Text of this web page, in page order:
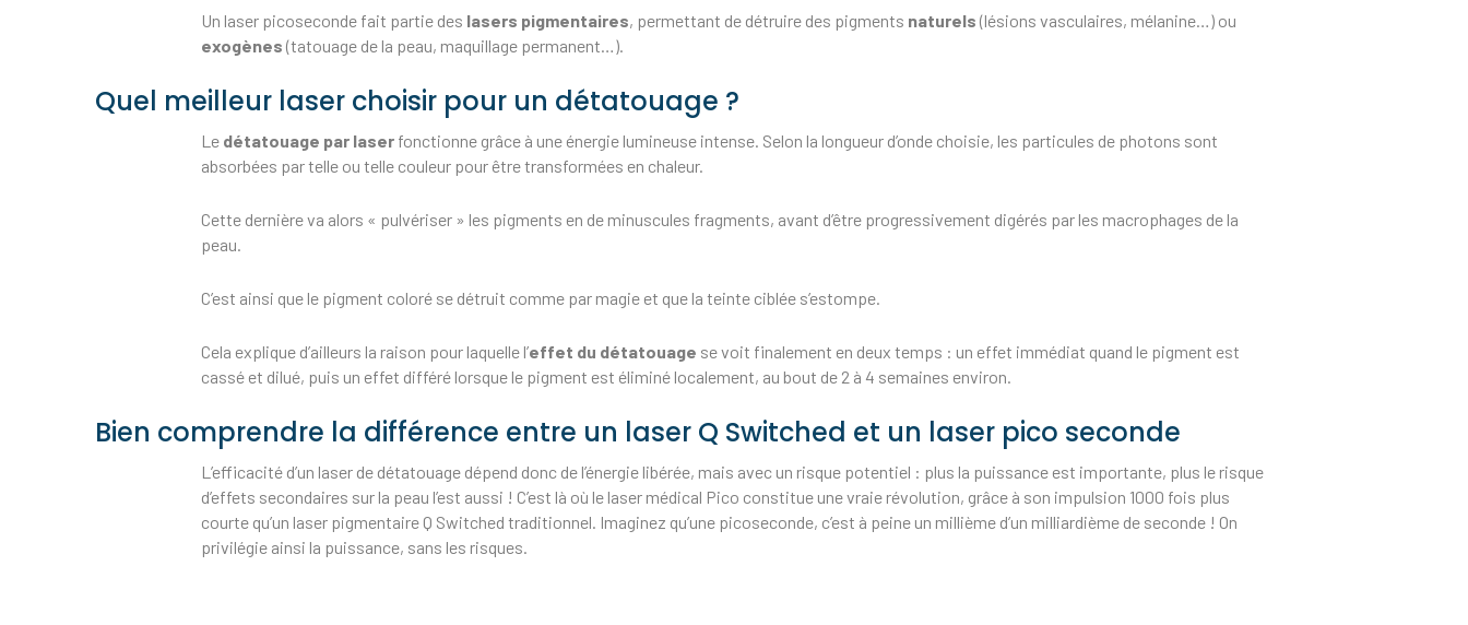
Un laser picoseconde fait partie des lasers pigmentaires, permettant de détruire des pigments naturels(lésions vasculaires, mélanine…) ou
exogènes (tatouage de la peau, maquillage permanent…).
Quel meilleur laser choisir pour un détatouage ?
Le détatouage par laser fonctionne grâce à une énergie lumineuse intense. Selon la longueur d’onde choisie, les particules de photons sont
absorbées par telle ou telle couleur pour être transformées en chaleur.
Cette dernière va alors « pulvériser » les pigments en de minuscules fragments, avant d’être progressivement digérés par les macrophages de la
peau.
C’est ainsi que le pigment coloré se détruit comme par magie et que la teinte ciblée s’estompe.
Cela explique d’ailleurs la raison pour laquelle l’effet du détatouage se voit finalement en deux temps : un effet immédiat quand le pigment est
cassé et dilué, puis un effet différé lorsque le pigment est éliminé localement, au bout de 2 à 4 semaines environ.
Bien comprendre la différence entre un laser Q Switched et un laser pico seconde
L’efficacité d’un laser de détatouage dépend donc de l’énergie libérée, mais avec un risque potentiel : plus la puissance est importante, plus le risque
d’effets secondaires sur la peau l’est aussi ! C’est là où le laser médical Pico constitue une vraie révolution, grâce à son impulsion 1000 fois plus
courte qu’un laser pigmentaire Q Switched traditionnel. Imaginez qu’une picoseconde, c’est à peine un millième d’un milliardième de seconde ! On
privilégie ainsi la puissance, sans les risques.